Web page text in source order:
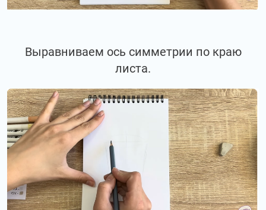
Выравниваем ось симметрии по краю
листа.